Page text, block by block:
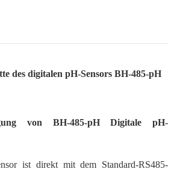
des digitalen pH-Sensors BH-485-pH
von BH-485-pH Digitale pH-
ist direkt mit dem Standard-RS485-